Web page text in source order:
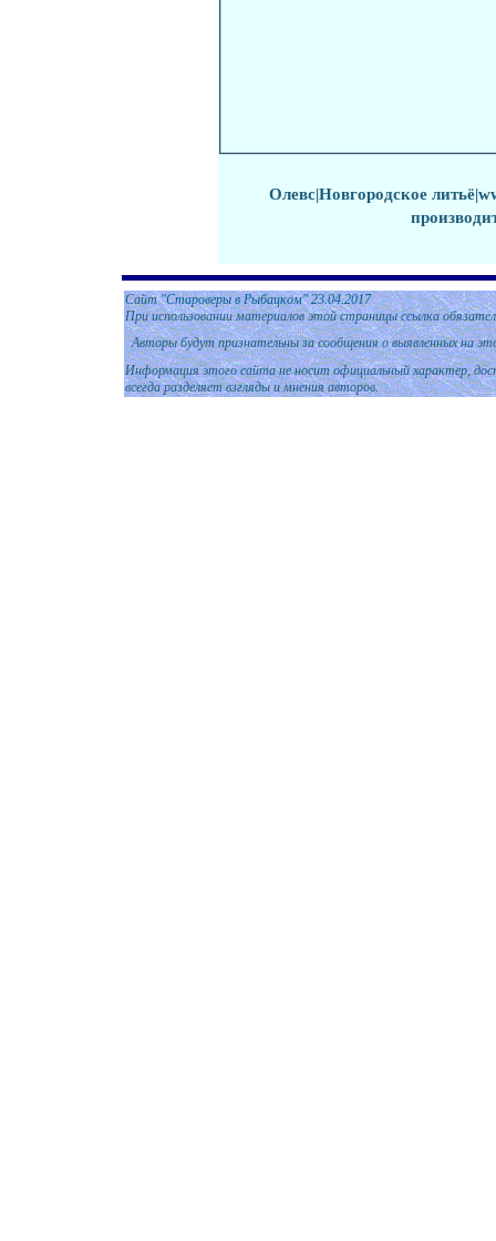
Олевс|Новгородское литьё
Сайт"Староверы в Рыбацком" 23.04.2017
При использовании материалов этой страницы ссылка
Авторы будут признательны за сообщения о выявленных на
Информация этого сайта не носит официальный характер,
всегда разделяет взгляды и мнения авторов.